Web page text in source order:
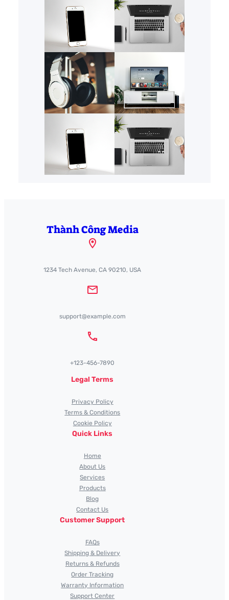
Thành Công Media
1234 Tech Avenue, CA 90210, USA
support@example.com
+123-456-7890
Legal Terms
Privacy Policy
Terms & Conditions
Cookie Policy
Quick Links
Home
About Us
Services
Products
Blog
Contact Us
Customer Support
FAQs
Shipping & Delivery
Returns & Refunds
Order Tracking
Warranty Information
Support Center